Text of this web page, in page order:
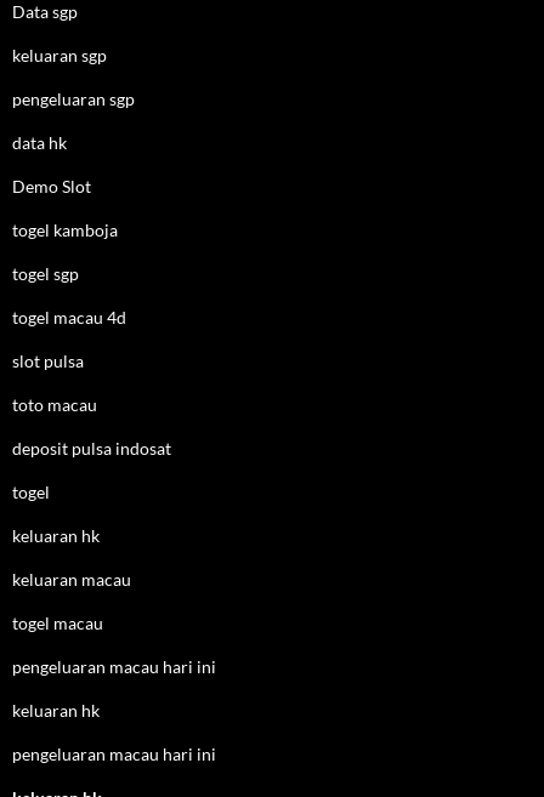
Data sgp
keluaran sgp
pengeluaran sgp
data hk
Demo Slot
togel kamboja
togel sgp
togel macau 4d
slot pulsa
toto macau
deposit pulsa indosat
togel
keluaran hk
keluaran macau
togel macau
pengeluaran macau hari ini
keluaran hk
pengeluaran macau hari ini